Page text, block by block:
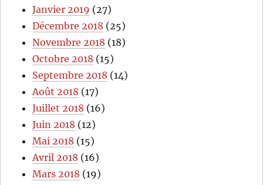
Janvier 2019 (27)
Décembre 2018 (25)
Novembre 2018 (18)
Octobre 2018 (15)
Septembre 2018 (14)
Août 2018 (17)
Juillet 2018 (16)
Juin 2018 (12)
Mai 2018 (15)
Avril 2018 (16)
Mars 2018 (19)